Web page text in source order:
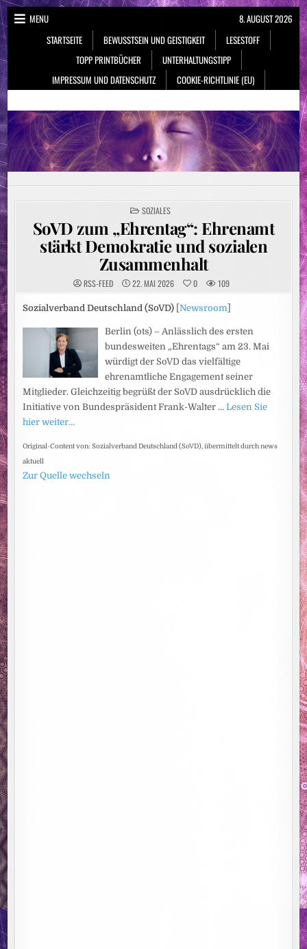
Skip
to
content
MENU
STARTSEITE
BEWUSSTSEIN UND GEISTIGKEIT
LESESTOFF
TOPP PRINTBÜCHER
UNTERHALTUNGSTIPP
IMPRESSUM UND DATENSCHUTZ
COOKIE-RICHTLINIE (EU)
8. AUGUST 2026
NeueSpiritualität.de
POSTED
IN
SOZIALES
SoVD zum „Ehrentag“: Ehrenamt
stärkt Demokratie und sozialen
Zusammenhalt
RSS-FEED 22. MAI 2026 0 109
Sozialverband Deutschland (SoVD) [Newsroom]
Berlin (ots) – Anlässlich des ersten
bundesweiten „Ehrentags“ am 23. Mai
würdigt der SoVD das vielfältige
ehrenamtliche Engagement seiner
Mitglieder. Gleichzeitig begrüßt der SoVD ausdrücklich die
Initiative von Bundespräsident Frank-Walter …Lesen Sie
hier weiter…
Original-Content von: Sozialverband Deutschland (SoVD), übermittelt durch news
aktuell
Zur Quelle wechseln